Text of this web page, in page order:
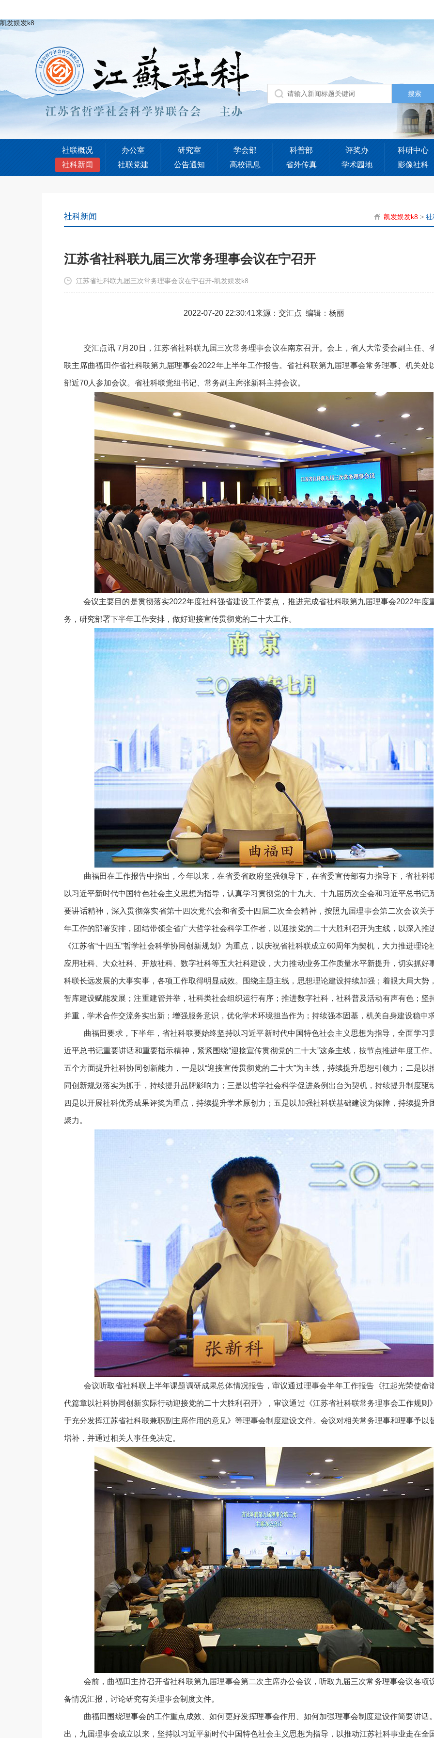
凯发娱发k8
社联概况 办公室 研究室 学会部 科普部 评奖办
科研中心
社科新闻
社联党建 公告通知 高校讯息 省外传真 学术园地 影像社科
社科新闻 凯发娱发k8> 社
江苏省社科联九届三次常务理事会议在宁召开
江苏省社科联九届三次常务理事会议在宁召开-凯发娱发k8
2022-07-20 22:30:41来源：交汇点 编辑：杨丽
交汇点讯 7月20日，江苏省社科联九届三次常务理事会议在南京召开。会上，省人大常委会副主任、
联主席曲福田作省社科联第九届理事会2022年上半年工作报告。省社科联第九届理事会常务理事、机关处
部近70人参加会议。省社科联党组书记、常务副主席张新科主持会议。
会议主要目的是贯彻落实2022年度社科强省建设工作要点，推进完成省社科联第九届理事会2022年度
务，研究部署下半年工作安排，做好迎接宣传贯彻党的二十大工作。
曲福田在工作报告中指出，今年以来，在省委省政府坚强领导下，在省委宣传部有力指导下，省社科
以习近平新时代中国特色社会主义思想为指导，认真学习贯彻党的十九大、十九届历次全会和习近平总书记
要讲话精神，深入贯彻落实省第十四次党代会和省委十四届二次全会精神，按照九届理事会第二次会议关
年工作的部署安排，团结带领全省广大哲学社会科学工作者，以迎接党的二十大胜利召开为主线，以深入推
《江苏省“十四五”哲学社会科学协同创新规划》为重点，以庆祝省社科联成立60周年为契机，大力推进理论
应用社科、大众社科、开放社科、数字社科等五大社科建设，大力推动业务工作质量水平新提升，切实抓好
科联长远发展的大事实事，各项工作取得明显成效。围绕主题主线，思想理论建设持续加强；着眼大局大势
智库建设赋能发展；注重建管并举，社科类社会组织运行有序；推进数字社科，社科普及活动有声有色；坚
并重，学术合作交流务实出新；增强服务意识，优化学术环境担当作为；持续强本固基，机关自身建设稳中
曲福田要求，下半年，省社科联要始终坚持以习近平新时代中国特色社会主义思想为指导，全面学习
近平总书记重要讲话和重要指示精神，紧紧围绕“迎接宣传贯彻党的二十大”这条主线，按节点推进年度工作
五个方面提升社科协同创新能力，一是以“迎接宣传贯彻党的二十大”为主线，持续提升思想引领力；二是以
同创新规划落实为抓手，持续提升品牌影响力；三是以哲学社会科学促进条例出台为契机，持续提升制度驱
四是以开展社科优秀成果评奖为重点，持续提升学术原创力；五是以加强社科联基础建设为保障，持续提升
聚力。
会议听取省社科联上半年课题调研成果总体情况报告，审议通过理事会半年工作报告《扛起光荣使命
代篇章以社科协同创新实际行动迎接党的二十大胜利召开》，审议通过《江苏省社科联常务理事会工作规则
于充分发挥江苏省社科联兼职副主席作用的意见》等理事会制度建设文件。会议对相关常务理事和理事予以
增补，并通过相关人事任免决定。
会前，曲福田主持召开省社科联第九届理事会第二次主席办公会议，听取九届三次常务理事会议各项
备情况汇报，讨论研究有关理事会制度文件。
曲福田围绕理事会的工作重点成效、如何更好发挥理事会作用、如何加强理事会制度建设作简要讲话
出，九届理事会成立以来，坚持以习近平新时代中国特色社会主义思想为指导，以推动江苏社科事业走在全